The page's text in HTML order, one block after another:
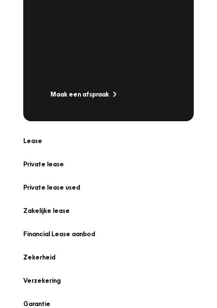
Maak een afspraak
Lease
Private lease
Private lease used
Zakelijke lease
Financial Lease aanbod
Zekerheid
Verzekering
Garantie